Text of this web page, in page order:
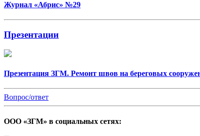
Журнал «Абрис» №29
Презентации
Презентация ЗГМ. Ремонт швов на береговых
Вопрос/ответ
ООО «ЗГМ» в социальных сетях: